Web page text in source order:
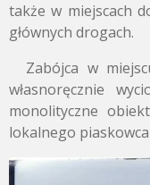
także w miejscach
głównych drogach.
Zabójca w
własnoręcznie
monolityczne
lokalnego